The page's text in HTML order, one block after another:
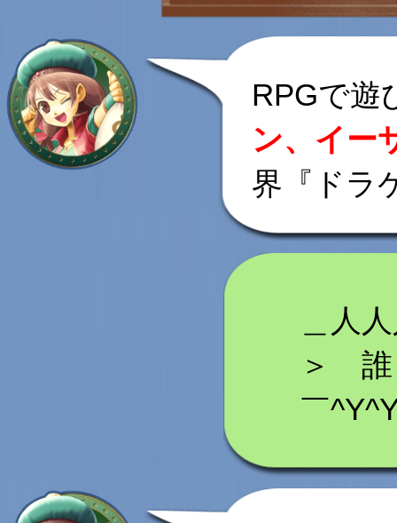
RPGで遊
ン、イー
界『ドラ
＿人人
＞ 誰
￣